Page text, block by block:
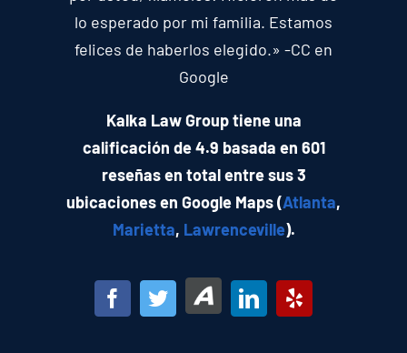
lo esperado por mi familia. Estamos
felices de haberlos elegido.» -CC en
Google
Kalka Law Group tiene una
calificación de 4.9 basada en 601
reseñas en total entre sus 3
ubicaciones en Google Maps (Atlanta,
Marietta, Lawrenceville).